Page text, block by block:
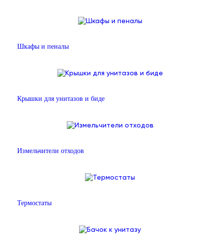
Шкафы и пеналы
Крышки для унитазов и биде
Измельчители отходов
Термостаты